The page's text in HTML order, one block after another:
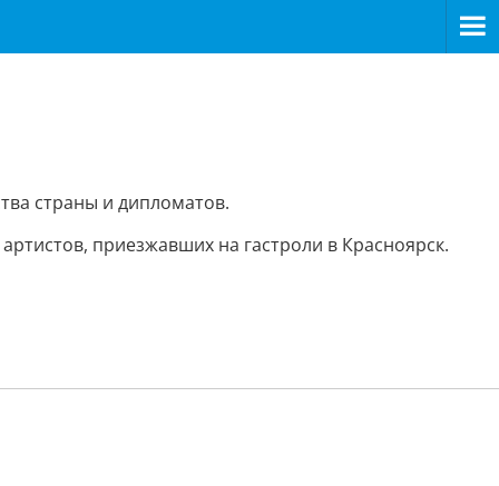
страны и дипломатов.
приезжавших на гастроли в Красноярск.